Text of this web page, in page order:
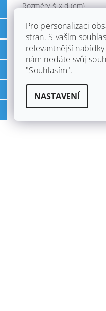
Rozměry š x d (cm)
Těžce hořlavá
Tloušťka (cm)
Vhodná do těžkých
Přidat komentář
Pro personalizaci
stran. S vaším
relevantnější
nám nedáte svůj
"Souhlasím".
NASTAVENÍ